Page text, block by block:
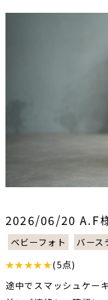
2026/06/20 A.F
ベビーフォト
バース
★★★★★(5点)
途中でスマッシュケー